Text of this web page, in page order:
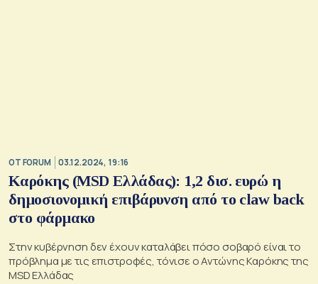
OT FORUM 03.12.2024, 19:16
Kαρόκης (MSD Ελλάδας): 1,2 δισ. ευρώ η
δημοσιονομική επιβάρυνση από τo claw back
στο φάρμακο
Στην κυβέρνηση δεν έχουν καταλάβει πόσο σοβαρό είναι το
πρόβλημα με τις επιστροφές, τόνισε ο Αντώνης Καρόκης της
MSD Ελλάδας